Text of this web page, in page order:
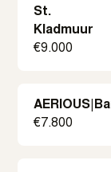
St.
Kladmuur
€9.000
AERIOUS
€7.800